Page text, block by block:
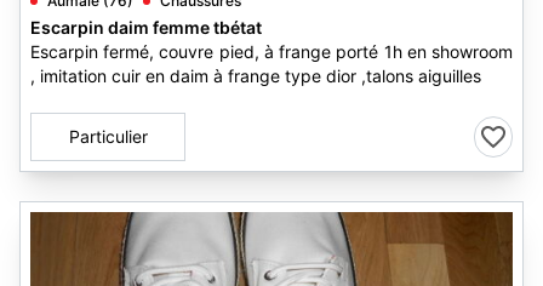
Escarpin daim femme tbétat
Escarpin fermé, couvre pied, à frange porté 1h en showroom
, imitation cuir en daim à frange type dior ,talons aiguilles
Particulier